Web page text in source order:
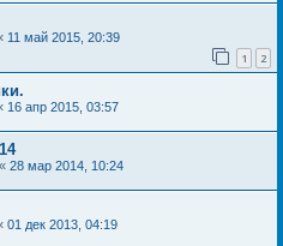
11 май 2015, 20:39
1 2
16 апр 2015, 03:57
« 28 мар 2014, 10:24
01 дек 2013, 04:19